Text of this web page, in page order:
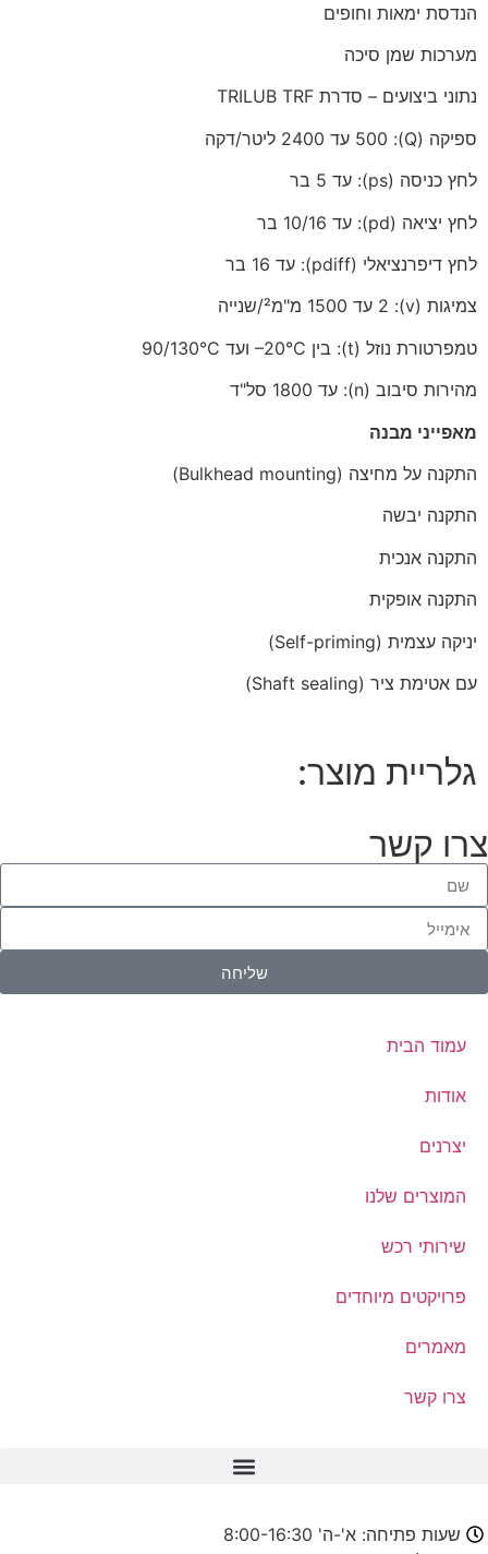
הנדסת ימאות וחופים
מערכות שמן סיכה
נתוני ביצועים – סדרת TRILUB TRF
ספיקה (Q): 500 עד 2400 ליטר/דקה
לחץ כניסה (ps): עד 5 בר
לחץ יציאה (pd): עד 10/16 בר
לחץ דיפרנציאלי (pdiff): עד 16 בר
צמיגות (v): 2 עד 1500 מ"מ²/שנייה
טמפרטורת נוזל (t): בין ‎–20°C ועד 90/130°C
מהירות סיבוב (n): עד 1800 סל"ד
מאפייני מבנה
התקנה על מחיצה (Bulkhead mounting)
התקנה יבשה
התקנה אנכית
התקנה אופקית
יניקה עצמית (Self-priming)
עם אטימת ציר (Shaft sealing)
גלריית מוצר:
צרו קשר
שליחה
עמוד הבית
אודות
יצרנים
המוצרים שלנו
שירותי רכש
פרויקטים מיוחדים
מאמרים
צרו קשר
שעות פתיחה: א'-ה' 8:00-16:30